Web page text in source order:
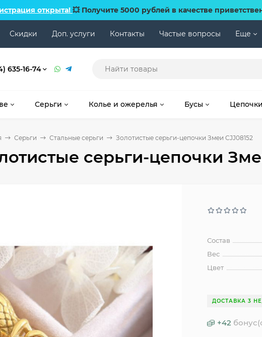
открыта! 💥 Получите 5000 рублей в качестве
Скидки Доп. услуги Контакты Частые вопросы Еще
635-16-74
Серьги Колье и ожерелья Бусы Цепочки
Серьги Стальные серьги Золотистые серьги-цепочки Змеи CJJ08152
серьги-цепочки
Состав
Вес
Цвет
ДОСТАВКА 3
+42